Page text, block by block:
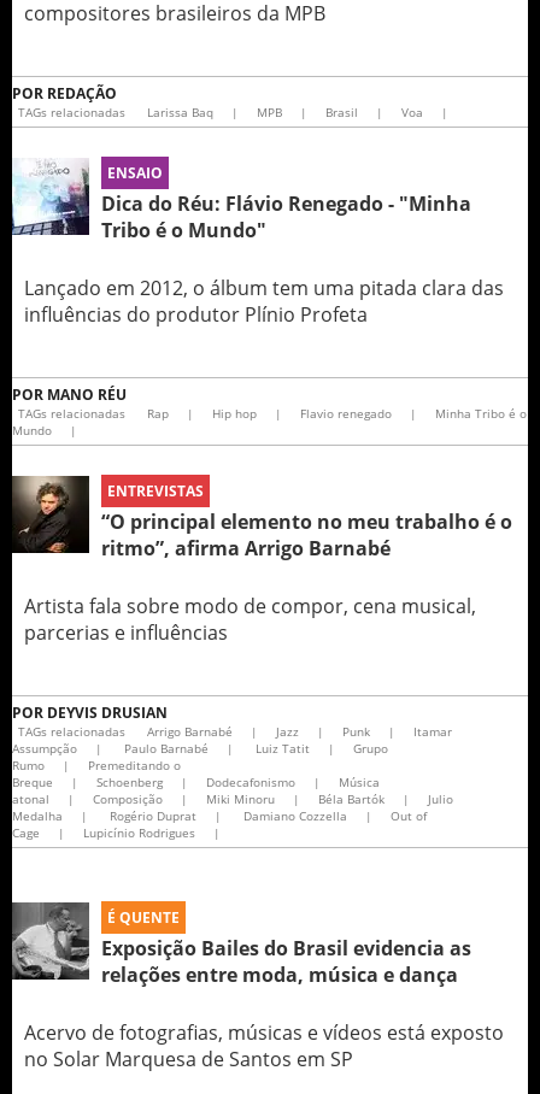
compositores brasileiros da MPB
POR REDAÇÃO
TAGs relacionadas Larissa Baq | MPB | Brasil | Voa |
ENSAIO
Dica do Réu: Flávio Renegado - "Minha
Tribo é o Mundo"
Lançado em 2012, o álbum tem uma pitada clara das
influências do produtor Plínio Profeta
POR MANO RÉU
TAGs relacionadas Rap | Hip hop | Flavio renegado |
Minha Tribo é o
Mundo
|
ENTREVISTAS
“O principal elemento no meu trabalho é o
ritmo”, afirma Arrigo Barnabé
Artista fala sobre modo de compor, cena musical,
parcerias e influências
POR DEYVIS DRUSIAN
TAGs relacionadas Arrigo Barnabé | Jazz | Punk |
Itamar
Assumpção
| Paulo Barnabé | Luiz Tatit |
Grupo
Rumo
|
Premeditando o
Breque
| Schoenberg | Dodecafonismo |
Música
atonal
| Composição | Miki Minoru | Béla Bartók |
Julio
Medalha
| Rogério Duprat | Damiano Cozzella |
Out of
Cage
| Lupicínio Rodrigues​ |
É QUENTE
Exposição Bailes do Brasil evidencia as
relações entre moda, música e dança
Acervo de fotografias, músicas e vídeos está exposto
no Solar Marquesa de Santos em SP